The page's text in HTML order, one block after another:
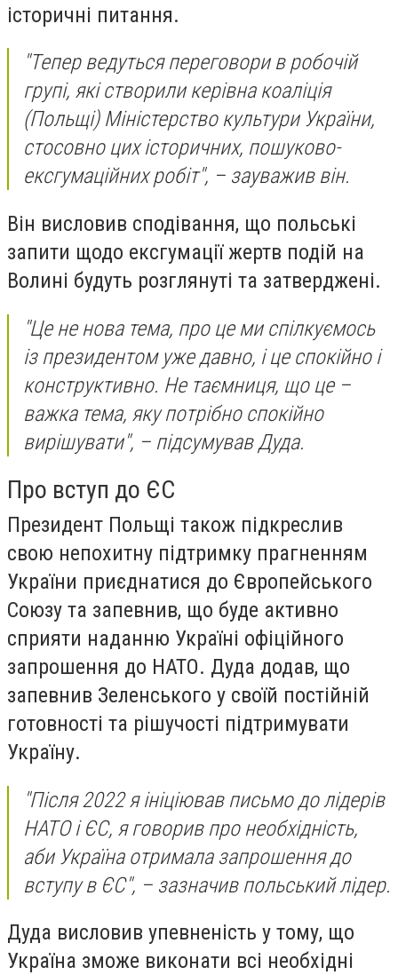
історичні питання.
"Тепер ведуться переговори в робочій
групі, які створили керівна коаліція
(Польщі) Міністерство культури України,
стосовно цих історичних, пошуково-
ексгумаційних робіт", – зауважив він.
Він висловив сподівання, що польські
запити щодо ексгумації жертв подій на
Волині будуть розглянуті та затверджені.
"Це не нова тема, про це ми спілкуємось
із президентом уже давно, і це спокійно і
конструктивно. Не таємниця, що це –
важка тема, яку потрібно спокійно
вирішувати", – підсумував Дуда.
Про вступ до ЄС
Президент Польщі також підкреслив
свою непохитну підтримку прагненням
України приєднатися до Європейського
Союзу та запевнив, що буде активно
сприяти наданню Україні офіційного
запрошення до НАТО. Дуда додав, що
запевнив Зеленського у своїй постійній
готовності та рішучості підтримувати
Україну.
"Після 2022 я ініціював письмо до лідерів
НАТО і ЄС, я говорив про необхідність,
аби Україна отримала запрошення до
вступу в ЄС", – зазначив польський лідер.
Дуда висловив упевненість у тому, що
Україна зможе виконати всі необхідні